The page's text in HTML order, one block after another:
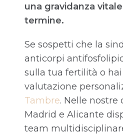
una gravidanza
termine.
Se sospetti che la
anticorpi
sulla tua fertilità o
valutazione
Tambre. Nelle nostre
Madrid e Alicante
team